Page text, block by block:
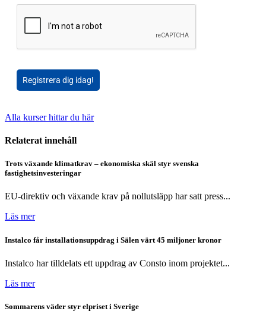
Registrera dig idag!
Alla kurser hittar du här
Relaterat innehåll
Trots växande klimatkrav – ekonomiska skäl styr svenska
fastighetsinvesteringar
EU-direktiv och växande krav på nollutsläpp har satt press...
Läs mer
Instalco får installationsuppdrag i Sälen värt 45 miljoner kronor
Instalco har tilldelats ett uppdrag av Consto inom projektet...
Läs mer
Sommarens väder styr elpriset i Sverige